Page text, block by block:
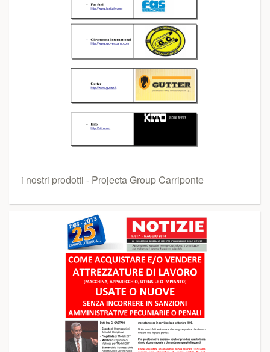
i nostri prodotti - Projecta Group Carriponte